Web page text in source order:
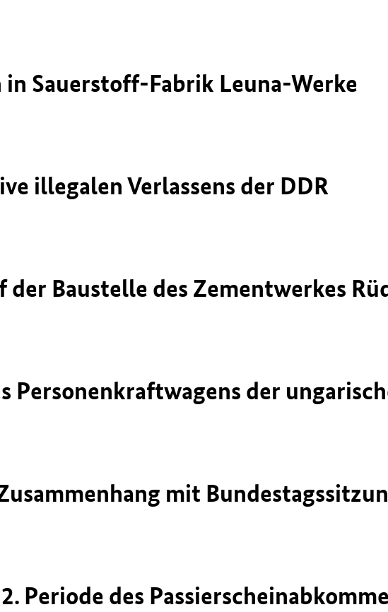
in Sauerstoff-Fabrik Leuna-Werke
illegalen Verlassens der DDR
der Baustelle des Zementwerkes
Personenkraftwagens der
mit
Periode des